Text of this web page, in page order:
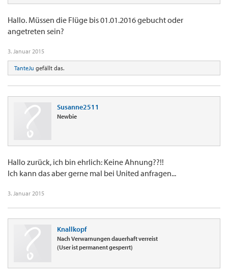
Hallo. Müssen die Flüge bis 01.01.2016 gebucht oder
angetreten sein?
3. Januar 2015
TanteJu gefällt das.
Susanne2511
Newbie
Hallo zurück, ich bin ehrlich: Keine Ahnung??!!
Ich kann das aber gerne mal bei United anfragen...
3. Januar 2015
Knallkopf
Nach Verwarnungen dauerhaft verreist
(User ist permanent gesperrt)